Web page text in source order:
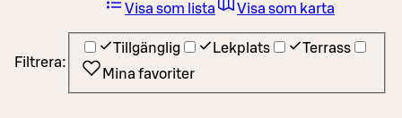
Filtrera:
Tillgänglig Lekplats
Terrass
Mina favoriter
Visa som lista Visa som karta